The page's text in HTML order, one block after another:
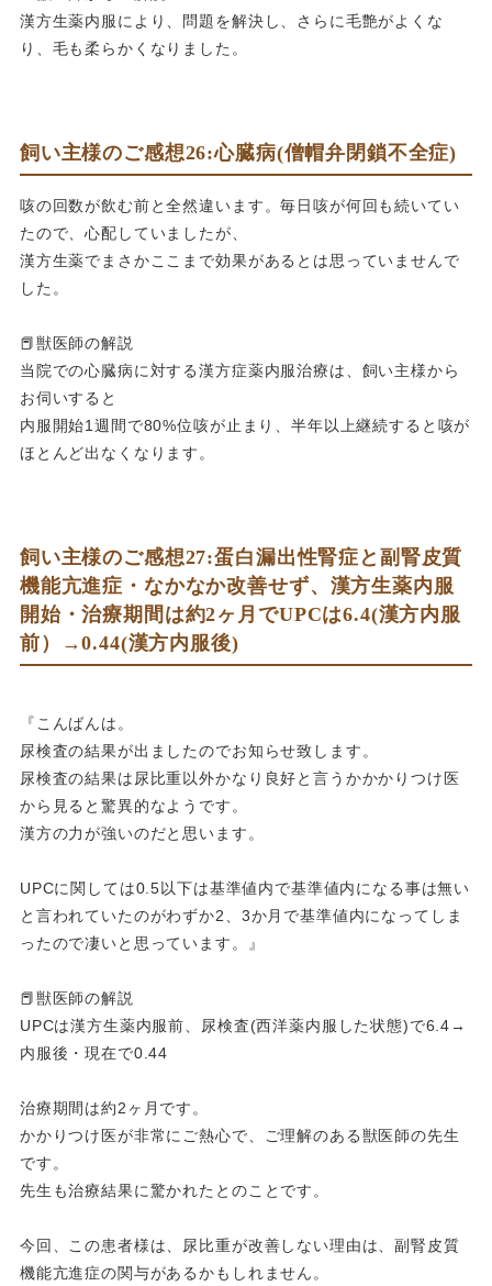
漢方生薬内服により、問題を解決し、さらに毛艶がよくな
り、毛も柔らかくなりました。
飼い主様のご感想26:心臓病(僧帽弁閉鎖不全症)
咳の回数が飲む前と全然違います。毎日咳が何回も続いてい
たので、心配していましたが、
漢方生薬でまさかここまで効果があるとは思っていませんで
した。
📕獣医師の解説
当院での心臓病に対する漢方症薬内服治療は、飼い主様から
お伺いすると
内服開始1週間で80%位咳が止まり、半年以上継続すると咳が
ほとんど出なくなります。
飼い主様のご感想27:蛋白漏出性腎症と副腎皮質
機能亢進症・なかなか改善せず、漢方生薬内服
開始・治療期間は約2ヶ月でUPCは6.4(漢方内服
前）→0.44(漢方内服後)
『こんばんは。
尿検査の結果が出ましたのでお知らせ致します。
尿検査の結果は尿比重以外かなり良好と言うかかかりつけ医
から見ると驚異的なようです。
漢方の力が強いのだと思います。
UPCに関しては0.5以下は基準値内で基準値内になる事は無い
と言われていたのがわずか2、3か月で基準値内になってしま
ったので凄いと思っています。』
📕獣医師の解説
UPCは漢方生薬内服前、尿検査(西洋薬内服した状態)で6.4→
内服後・現在で0.44
治療期間は約2ヶ月です。
かかりつけ医が非常にご熱心で、ご理解のある獣医師の先生
です。
先生も治療結果に驚かれたとのことです。
今回、この患者様は、尿比重が改善しない理由は、副腎皮質
機能亢進症の関与があるかもしれません。